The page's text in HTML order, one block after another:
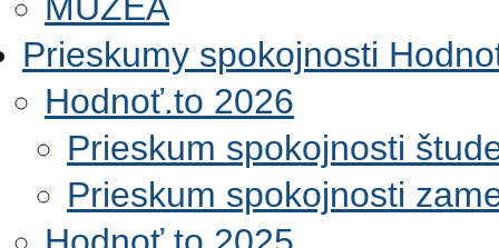
Prieskumy spokojnosti
Hodnoť.to 2026
Prieskum spokojnosti
Prieskum spokojnosti